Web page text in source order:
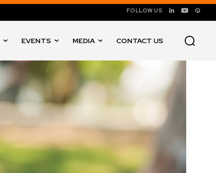
FOLLOW US
EVENTS MEDIA CONTACT US